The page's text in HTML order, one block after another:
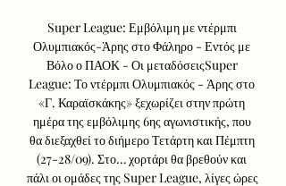
Super League: Εμβόλιμη με ντέρμπι
Ολυμπιακός-Άρης στο Φάληρο - Εντός με
Βόλο ο ΠΑΟΚ - Οι μεταδόσειςSuper
League: Το ντέρμπι Ολυμπιακός - Άρης στο
«Γ. Καραϊσκάκης» ξεχωρίζει στην πρώτη
ημέρα της εμβόλιμης 6ης αγωνιστικής, που
θα διεξαχθεί το διήμερο Τετάρτη και Πέμπτη
(27-28/09). Στο… χορτάρι θα βρεθούν και
πάλι οι ομάδες της Super League, λίγες ώρες